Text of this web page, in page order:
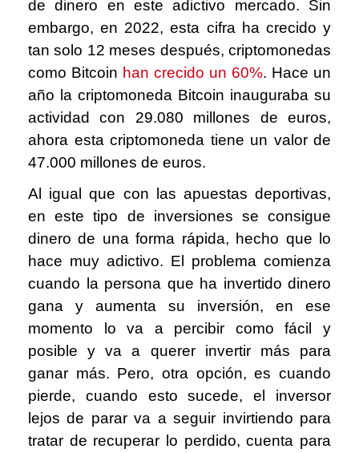
de dinero en este adictivo mercado. Sin
embargo, en 2022, esta cifra ha crecido y
tan solo 12 meses después, criptomonedas
como Bitcoin han crecido un 60%. Hace un
año la criptomoneda Bitcoin inauguraba su
actividad con 29.080 millones de euros,
ahora esta criptomoneda tiene un valor de
47.000 millones de euros.
Al igual que con las apuestas deportivas,
en este tipo de inversiones se consigue
dinero de una forma rápida, hecho que lo
hace muy adictivo. El problema comienza
cuando la persona que ha invertido dinero
gana y aumenta su inversión, en ese
momento lo va a percibir como fácil y
posible y va a querer invertir más para
ganar más. Pero, otra opción, es cuando
pierde, cuando esto sucede, el inversor
lejos de parar va a seguir invirtiendo para
tratar de recuperar lo perdido, cuenta para